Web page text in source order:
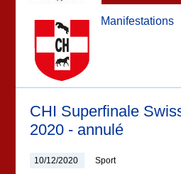
Manifestations
CHI Superfinale
2020 - annulé
10/12/2020 Sport